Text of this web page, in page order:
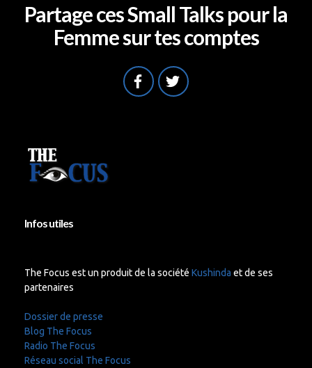
Partage ces Small Talks pour la
Femme sur tes comptes
Infos utiles
The Focus est un produit de la société Kushinda et de ses
partenaires
Dossier de presse
Blog The Focus
Radio The Focus
Réseau social The Focus